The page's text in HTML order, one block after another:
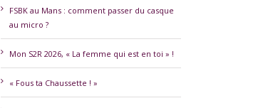
FSBK au Mans : comment passer du casque
au micro ?
Mon S2R 2026, « La femme qui est en toi » !
« Fous ta Chaussette ! »